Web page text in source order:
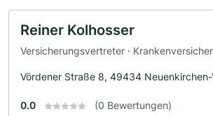
Reiner Kolhosser
Versicherungsvertreter ·
Vördener Straße 8, 49434 Neuenkirchen-
0.0 (0 Bewertungen)